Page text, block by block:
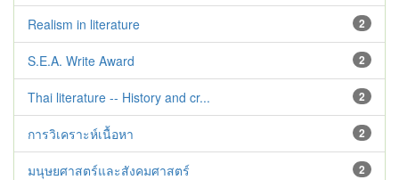
2
Realism in literature
2
S.E.A. Write Award
2
Thai literature -- History and cr...
2
การวิเคราะห์เนื้อหา
2
มนุษยศาสตร์และสังคมศาสตร์